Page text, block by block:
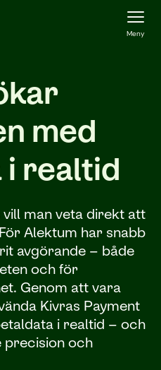
Meny
med
i realtid
man veta direkt att
Alektum har snabb
avgörande – både
och för
Genom att vara
Kivras Payment
i realtid – och
precision och